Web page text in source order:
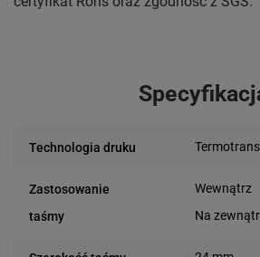
Technologia druku
Zastosowanie
taśmy
Wewnątrz
Na